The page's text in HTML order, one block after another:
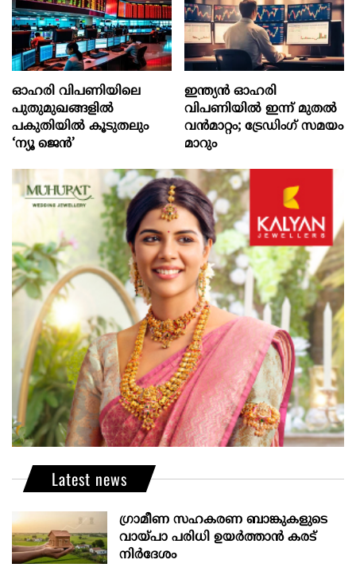
ഓഹരി വിപണിയിലെ
പുതുമുഖങ്ങളിൽ
പകുതിയിൽ കൂടുതലും
‘ന്യൂ ജെൻ’
ഇന്ത്യൻ ഓഹരി
വിപണിയിൽ ഇന്ന് മുതൽ
വൻമാറ്റം; ട്രേഡിംഗ് സമയം
മാറും
Latest news
ഗ്രാമീണ സഹകരണ ബാങ്കുകളുടെ
വായ്പാ പരിധി ഉയർത്താൻ കരട്
നിർദേശം